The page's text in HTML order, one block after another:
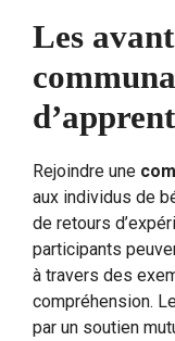
Les
Rejoindre une
aux individus de
de retours
participants
à travers des
compréhension.
par un soutien